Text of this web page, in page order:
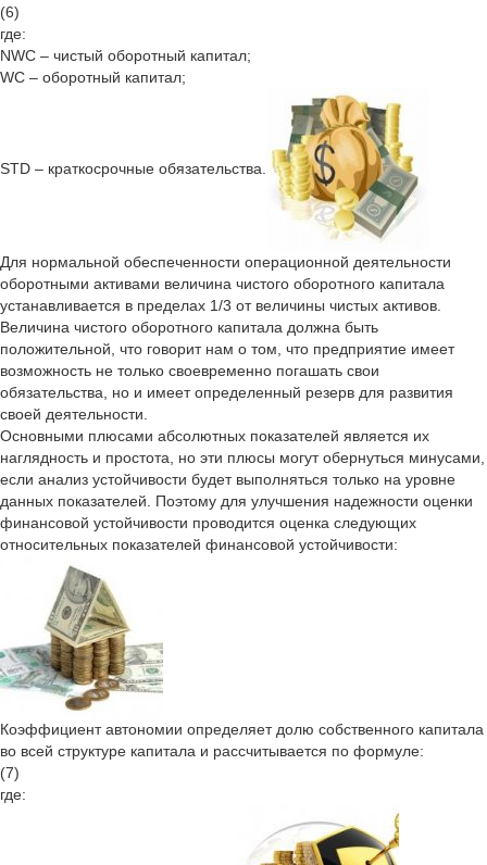
(6)
где:
NWC – чистый оборотный капитал;
WC – оборотный капитал;
STD – краткосрочные обязательства.
Для нормальной обеспеченности операционной деятельности
оборотными активами величина чистого оборотного капитала
устанавливается в пределах 1/3 от величины чистых активов.
Величина чистого оборотного капитала должна быть
положительной, что говорит нам о том, что предприятие имеет
возможность не только своевременно погашать свои
обязательства, но и имеет определенный резерв для развития
своей деятельности.
Основными плюсами абсолютных показателей является их
наглядность и простота, но эти плюсы могут обернуться минусами,
если анализ устойчивости будет выполняться только на уровне
данных показателей. Поэтому для улучшения надежности оценки
финансовой устойчивости проводится оценка следующих
относительных показателей финансовой устойчивости:
Коэффициент автономии определяет долю собственного капитала
во всей структуре капитала и рассчитывается по формуле:
(7)
где: